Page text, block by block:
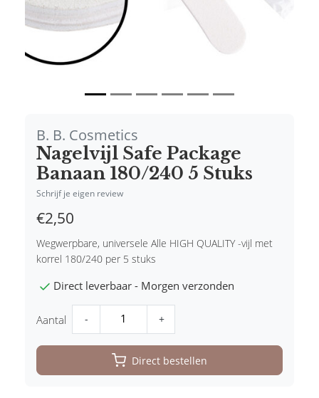
B. B. Cosmetics
Nagelvijl Safe Package
Banaan 180/240 5 Stuks
Schrijf je eigen review
€2,50
Wegwerpbare, universele Alle HIGH QUALITY -vijl met
korrel 180/240 per 5 stuks
Direct leverbaar - Morgen verzonden
Aantal - +
Direct bestellen